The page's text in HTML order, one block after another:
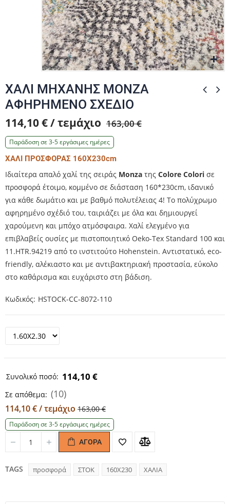
ΧΑΛΙ ΜΗΧΑΝΗΣ MONZA
ΑΦΗΡΗΜΕΝΟ ΣΧΕΔΙΟ
114,10 € / τεμάχιο 163,00 €
Παράδοση σε 3-5 εργάσιμες ημέρες
ΧΑΛΙ ΠΡΟΣΦΟΡΑΣ 160Χ230cm
Ιδιαίτερα απαλό χαλί της σειράς Monza της Colore Colori σε
προσφορά έτοιμο, κομμένο σε διάσταση 160*230cm, ιδανικό
για κάθε δωμάτιο και με βαθμό πολυτέλειας 4! Το πολύχρωμο
αφηρημένο σχέδιό του, ταιριάζει με όλα και δημιουργεί
χαρούμενη και μπόχο ατμόσφαιρα. Χαλί ελεγμένο για
επιβλαβείς ουσίες με πιστοποιητικό Oeko-Tex Standard 100 και
11.HTR.94219 από το ινστιτούτο Hohenstein. Αντιστατικό, eco-
friendly, αλέκιαστο και με αντιβακτηριακή προστασία, εύκολο
στο καθάρισμα και ευχάριστο στη βάδιση.
Κωδικός HSTOCK-CC-8072-110
Συνολικό ποσό: 114,10 €
Σε απόθεμα: (10)
114,10 € / τεμάχιο 163,00 €
Παράδοση σε 3-5 εργάσιμες ημέρες
Quantity
Quantity ΑΓΟΡΆ
TAGS προσφορά ΣΤΟΚ 160Χ230 ΧΑΛΙΑ